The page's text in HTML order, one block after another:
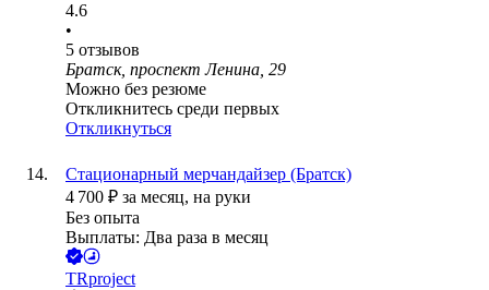
4.6
•
5 отзывов
Братск, проспект Ленина, 29
Можно без резюме
Откликнитесь среди первых
Откликнуться
Стационарный мерчандайзер (Братск)
4 700 ₽ за месяц, на руки
Без опыта
Выплаты: Два раза в месяц
TRproject